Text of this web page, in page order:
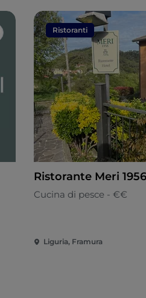
Ristoranti
Ristorante Meri 1956
Cucina di pesce - €€
Liguria, Framura